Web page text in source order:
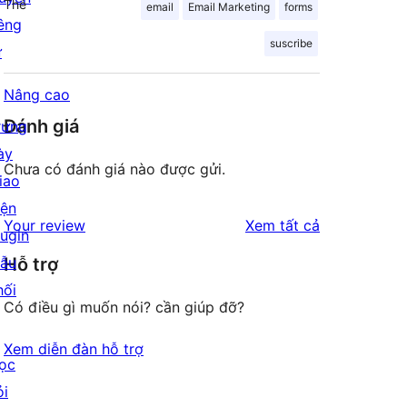
Thẻ email Email Marketing forms
suscribe
Nâng cao
Đánh giá
Chưa có đánh giá nào được gửi.
Your review Xem tất cả
Hỗ trợ
Có điều gì muốn nói? cần giúp đỡ?
Xem diễn đàn hỗ trợ